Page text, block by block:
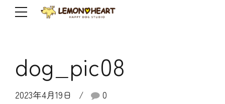
dog_pic08
2023年4月19日 0